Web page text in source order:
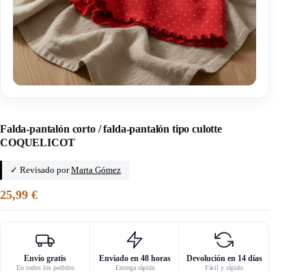
Falda-pantalón corto / falda-pantalón tipo culotte
COQUELICOT
✓ Revisado porMarta Gómez
25,99 €
Envío gratis
En todos los pedidos
Enviado en 48 horas
Entrega rápida
Devolución en 14 días
Fácil y rápido